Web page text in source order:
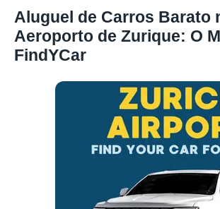
Aluguel de Carros Barato
Aeroporto de Zurique: O
FindYCar